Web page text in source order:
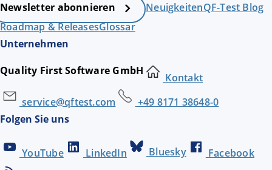
Newsletter abonnieren NeuigkeitenQF-Test Blog
Roadmap & ReleasesGlossar
Unternehmen
Quality First Software GmbH
Kontakt
service@qftest.com
+49 8171 38648-0
Folgen Sie uns
YouTube LinkedIn Bluesky
Facebook